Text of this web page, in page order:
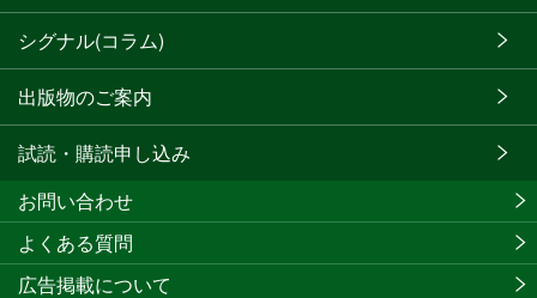
シグナル(コラム)
出版物のご案内
試読・購読申し込み
お問い合わせ
よくある質問
広告掲載について